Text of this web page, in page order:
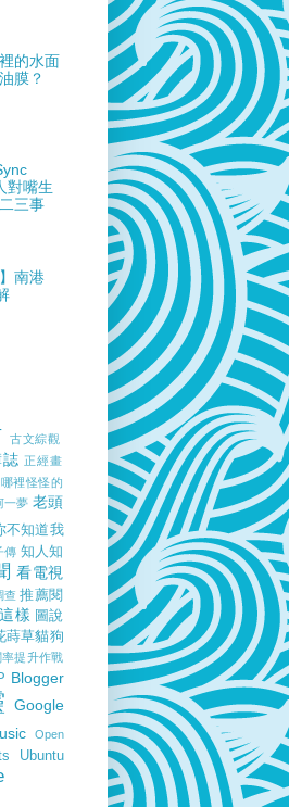
的水面
膜？
對嘴生
三事
南港
古文綜觀
正經畫
裡怪怪的
一夢 老頭
不知道我
傳 知人知
看電視
查 推薦閱
樣 圖說
蒔草貓狗
提升作戰
Blogger
Google
Open
Ubuntu